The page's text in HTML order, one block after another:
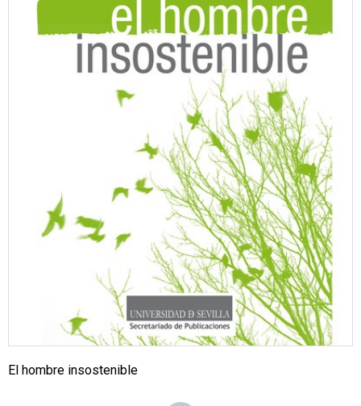
El hombre insostenible